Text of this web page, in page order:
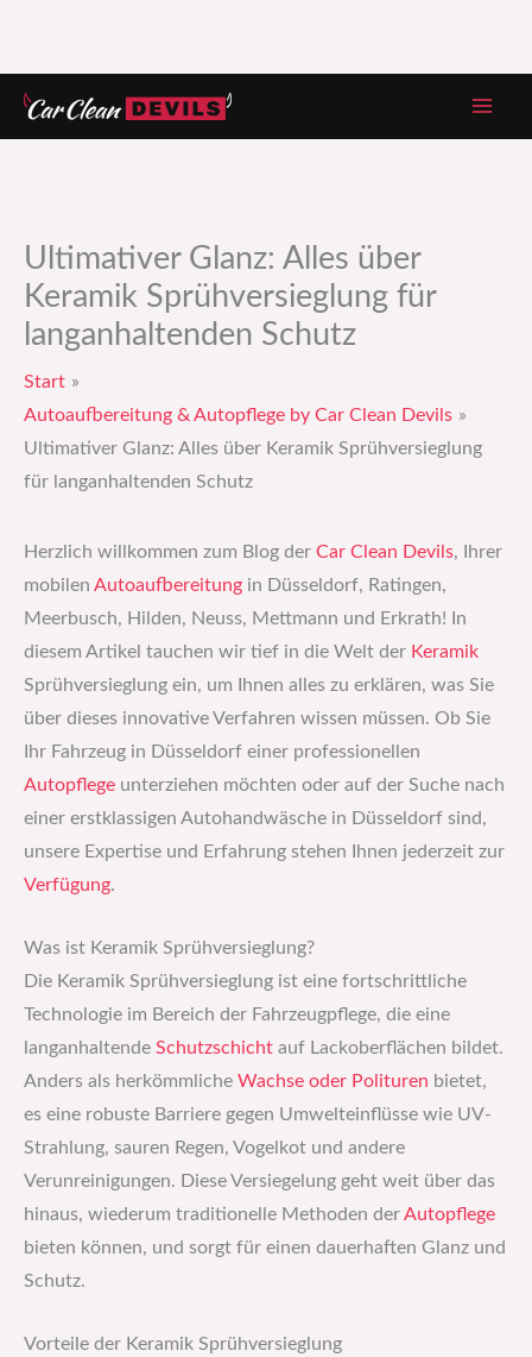
Zum
Inhalt
Ultimativer Glanz: Alles über
Keramik Sprühversieglung für
langanhaltenden Schutz
Start
Autoaufbereitung & Autopflege by Car Clean Devils
Ultimativer Glanz: Alles über Keramik Sprühversieglung
für langanhaltenden Schutz
Herzlich willkommen zum Blog der Car Clean Devils, Ihrer
mobilen Autoaufbereitung in Düsseldorf, Ratingen,
Meerbusch, Hilden, Neuss, Mettmann und Erkrath! In
diesem Artikel tauchen wir tief in die Welt der Keramik
Sprühversieglung ein, um Ihnen alles zu erklären, was Sie
über dieses innovative Verfahren wissen müssen. Ob Sie
Ihr Fahrzeug in Düsseldorf einer professionellen
Autopflege unterziehen möchten oder auf der Suche nach
einer erstklassigen Autohandwäsche in Düsseldorf sind,
unsere Expertise und Erfahrung stehen Ihnen jederzeit zur
Verfügung.
Was ist Keramik Sprühversieglung?
Die Keramik Sprühversieglung ist eine fortschrittliche
Technologie im Bereich der Fahrzeugpflege, die eine
langanhaltende Schutzschicht auf Lackoberflächen bildet.
Anders als herkömmliche Wachse oder Polituren bietet,
es eine robuste Barriere gegen Umwelteinflüsse wie UV-
Strahlung, sauren Regen, Vogelkot und andere
Verunreinigungen. Diese Versiegelung geht weit über das
hinaus, wiederum traditionelle Methoden der Autopflege
bieten können, und sorgt für einen dauerhaften Glanz und
Schutz.
Vorteile der Keramik Sprühversieglung